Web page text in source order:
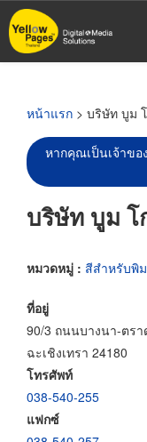
ข้าม
ไป
หน้าแรก > บริษัท บูม
หากคุณเป็นเจ้าขอ
บริษัท บูม
หมวดหมู่ : สีสำหรับพิ
ที่อยู่
90/3 ถนนบางนา-ตรา
ฉะเชิงเทรา 24180
โทรศัพท์
038-540-255
แฟกซ์